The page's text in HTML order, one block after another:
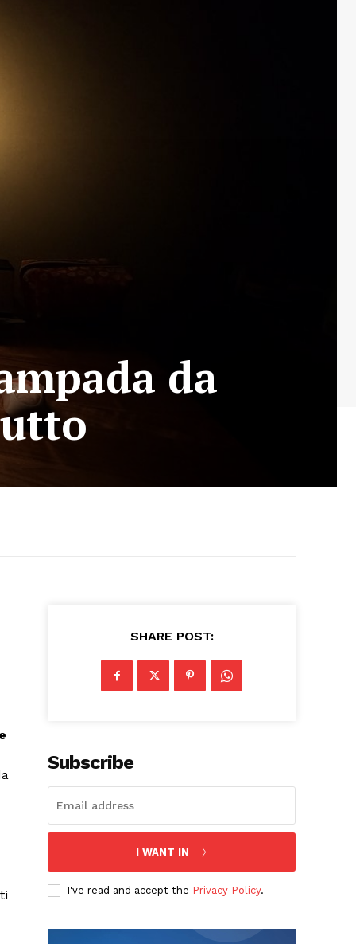
da
SHARE POST:
Subscribe
I WANT IN
I've read and accept the Privacy Policy.